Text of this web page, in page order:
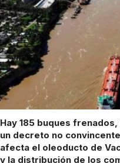
Hay 185 buques
un decreto no
afecta el oleoducto de
y la distribución de los